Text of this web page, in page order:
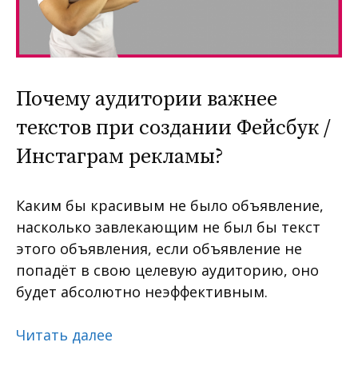
Почему аудитории важнее
текстов при создании Фейсбук /
Инстаграм рекламы?
Каким бы красивым не было объявление,
насколько завлекающим не был бы текст
этого объявления, если объявление не
попадёт в свою целевую аудиторию, оно
будет абсолютно неэффективным.
Читать далее